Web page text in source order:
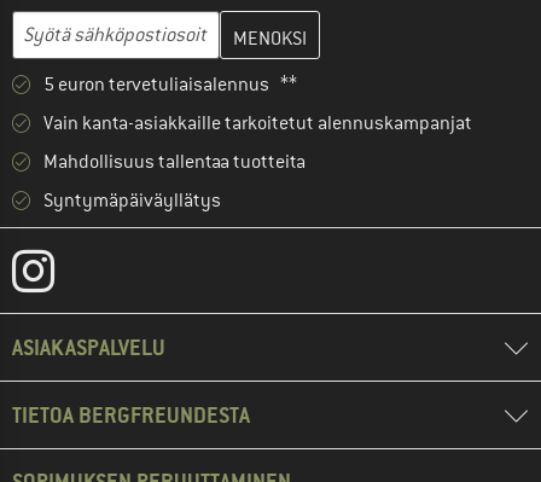
Sähköpostiosoite
Anna sähköpostiosoitteesi ja luo seuraavassa vaiheessa
5 euron tervetuliaisalennus **
Vain kanta-asiakkaille tarkoitetut alennuskampanjat
Mahdollisuus tallentaa tuotteita
Syntymäpäiväyllätys
ASIAKASPALVELU
TIETOA BERGFREUNDESTA